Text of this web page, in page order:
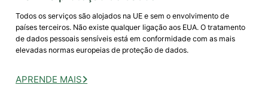
Todos os serviços são alojados na UE e sem o envolvimento de
países terceiros. Não existe qualquer ligação aos EUA. O tratamento
de dados pessoais sensíveis está em conformidade com as mais
elevadas normas europeias de proteção de dados.
APRENDE MAIS